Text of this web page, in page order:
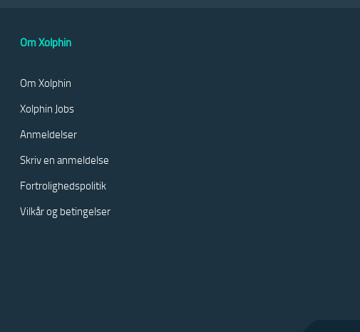
Om Xolphin
Om Xolphin
Xolphin Jobs
Anmeldelser
Skriv en anmeldelse
Fortrolighedspolitik
Vilkår og betingelser